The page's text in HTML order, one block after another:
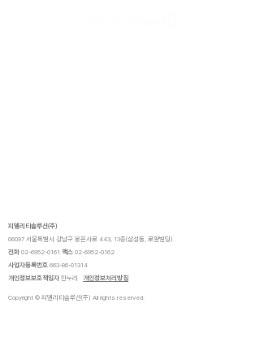
피델리티솔루션(주)
06097 서울특별시 강남구 봉은사로 443, 13층(삼성동, 로얄빌딩)
전화 02-6952-0161 팩스 02-6952-0162
사업자등록번호 663-86-01314
​개인정보보호책임자 한누리 개인정보처리방침
Copyright © 피델리티솔루션(주) All rights reserved.